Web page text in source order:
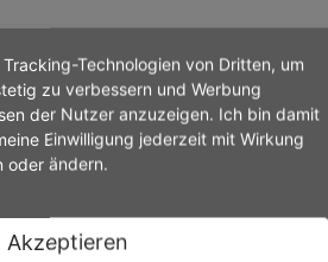
Technologien von Dritten, um
zu verbessern und Werbung
der Nutzer anzuzeigen. Ich bin damit
Einwilligung jederzeit mit Wirkung
oder ändern.
Akzeptieren